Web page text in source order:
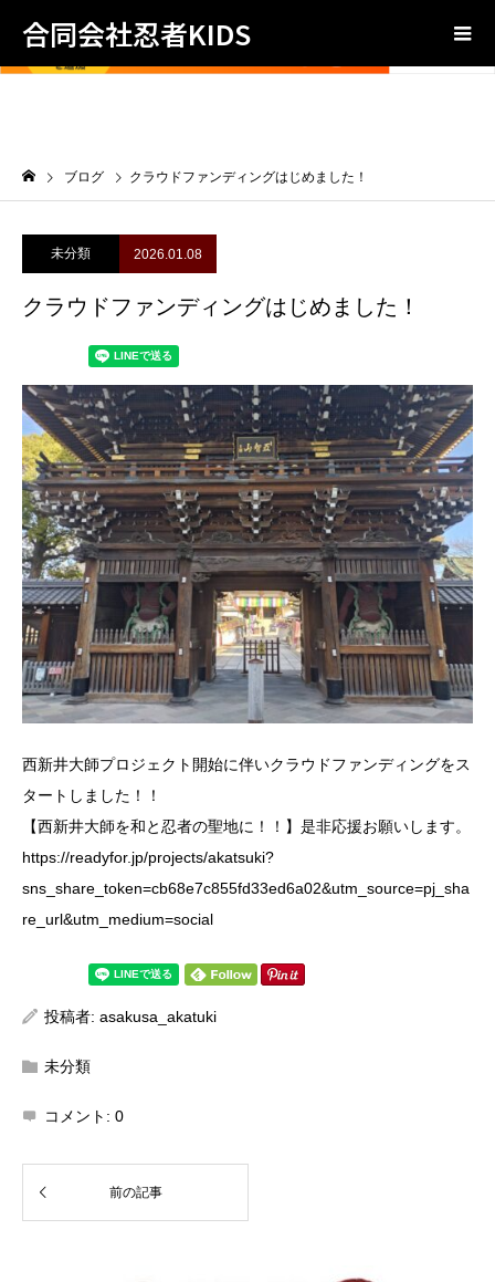
合同会社忍者KIDS
ブログ クラウドファンディングはじめました！
未分類 2026.01.08
クラウドファンディングはじめました！
西新井大師プロジェクト開始に伴いクラウドファンディングをス
タートしました！！
【西新井大師を和と忍者の聖地に！！】是非応援お願いします。
https://readyfor.jp/projects/akatsuki?
sns_share_token=cb68e7c855fd33ed6a02&utm_source=pj_sha
re_url&utm_medium=social
投稿者: asakusa_akatuki
未分類
コメント: 0